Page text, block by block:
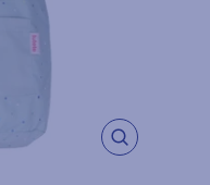
CERRAR